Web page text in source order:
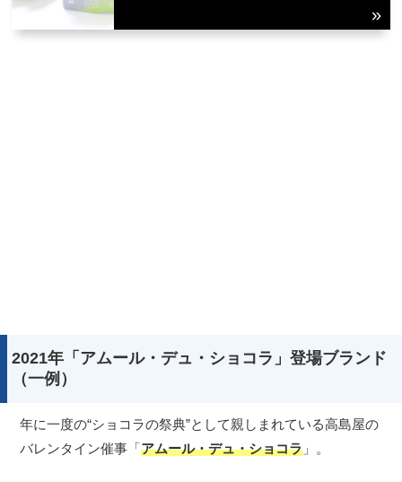
2021年「アムール・デュ・ショコラ」登場ブランド
（一例）
年に一度の“ショコラの祭典”として親しまれている高島屋の
バレンタイン催事「アムール・デュ・ショコラ 」。